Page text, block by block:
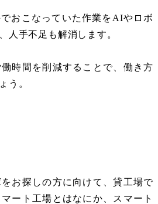
おこなっていた作業を AIやロボ
人手不足も解消します。
時間を削減することで、働き方
う。
お探しの方に向けて、貸工場で
ート工場とはなにか、スマート